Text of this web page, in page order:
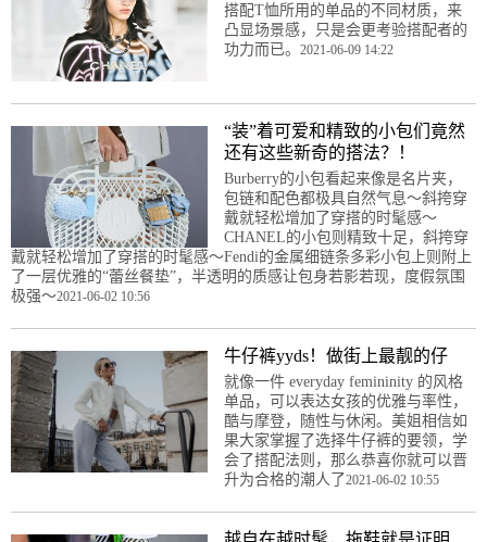
搭配T恤所用的单品的不同材质，来
凸显场景感，只是会更考验搭配者的
功力而已。 2021-06-09 14:22
“装”着可爱和精致的小包们竟然
还有这些新奇的搭法？！
Burberry的小包看起来像是名片夹，
包链和配色都极具自然气息～斜挎穿
戴就轻松增加了穿搭的时髦感～
CHANEL的小包则精致十足，斜挎穿
戴就轻松增加了穿搭的时髦感～Fendi的金属细链条多彩小包上则附上
了一层优雅的“蕾丝餐垫”，半透明的质感让包身若影若现，度假氛围
极强～2021-06-02 10:56
牛仔裤yyds！做街上最靓的仔
就像一件 everyday femininity 的风格
单品，可以表达女孩的优雅与率性，
酷与摩登，随性与休闲。美姐相信如
果大家掌握了选择牛仔裤的要领，学
会了搭配法则，那么恭喜你就可以晋
升为合格的潮人了2021-06-02 10:55